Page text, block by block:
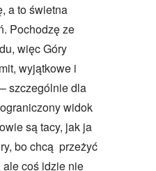
a to świetna
Pochodzę ze
więc Góry
wyjątkowe i
szczególnie dla
widok
są tacy, jak ja
bo chcą przeżyć
ale coś idzie nie